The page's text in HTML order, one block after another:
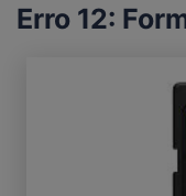
Erro 12: